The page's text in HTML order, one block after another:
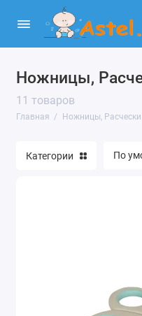
Ножницы,
11 товаров
Главная Ножницы,
Категории